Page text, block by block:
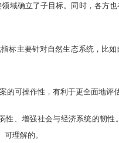
域确立了子目标。同时，各方
标主要针对自然生态系统，比
可操作性，有利于更全面地评
、增强社会与经济系统的韧
理解的。